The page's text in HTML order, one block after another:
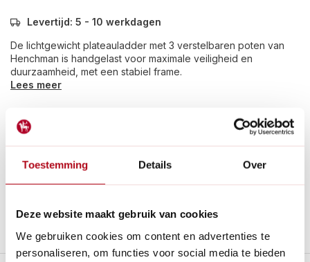
Toestemming Details Over
Deze website maakt gebruik van cookies
We gebruiken cookies om content en advertenties te
personaliseren, om functies voor social media te bieden
Levertijd: 5 - 10 werkdagen
De lichtgewicht plateauladder met 3 verstelbaren poten van
Henchman is handgelast voor maximale veiligheid en
duurzaamheid, met een stabiel frame.
Lees meer
Betaal achteraf met Riverty.
Groot transport:
De verzendkosten zijn €14,95 in
Nederland en €35,- in België.
14dagen bedenktijd
Al28 jaarde tuinspecialist voor tuinliefhebbers